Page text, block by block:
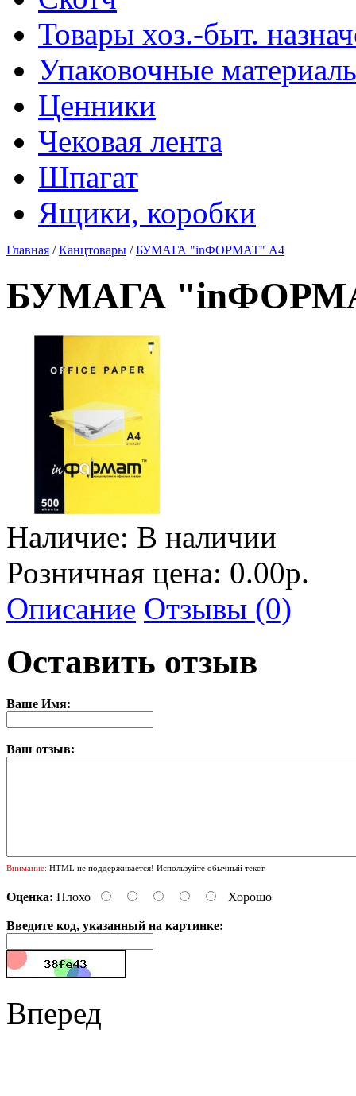
Товары хоз.-быт.
Упаковочные
Ценники
Чековая лента
Шпагат
Ящики, коробки
Главная /Канцтовары /БУМАГА "inФОРМАТ" А4
БУМАГА
Наличие: В наличии
Розничная цена: 0.00р.
Описание Отзывы (0)
Оставить отзыв
Ваше Имя:
Ваш отзыв:
Внимание: HTML не поддерживается! Используйте обычный текст.
Оценка: Плохо Хорошо
Введите код, указанный на картинке:
Вперед